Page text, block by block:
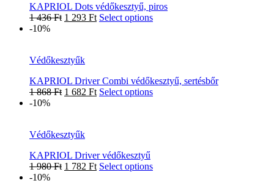
KAPRIOL Dots védőkesztyű, piros
1 436Ft 1 293 Ft Select options
-10%
Védőkesztyűk
KAPRIOL Driver Combi védőkesztyű, sertésbőr
1 868Ft 1 682 Ft Select options
-10%
Védőkesztyűk
KAPRIOL Driver védőkesztyű
1 980Ft 1 782 Ft Select options
-10%